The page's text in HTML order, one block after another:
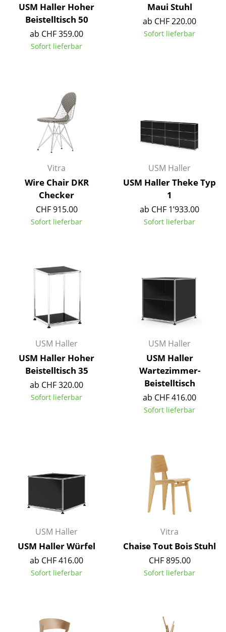
Betten
Doppelbetten
Einzelbetten
Nachttische & Bettzubehör
... alle Betten
Accessoires
Spiegel
Figuren & Miniaturen
Büroutensilien
Aufbewahrungsboxen
Decken
Teppiche
Vorhänge
... alle Accessoires
Esszimmer
Schlafzimmer
Arbeitszimmer
Diele
Balkon & Garten
USM Haller Hoher
Beistelltisch 50
ab CHF 359.00
Sofort lieferbar
Maui Stuhl
ab CHF 220.00
Sofort lieferbar
Vitra
Wire Chair DKR
Checker
CHF 915.00
Sofort lieferbar
USM Haller
USM Haller Theke Typ
1
ab CHF 1’933.00
Sofort lieferbar
USM Haller
USM Haller Hoher
Beistelltisch 35
ab CHF 320.00
Sofort lieferbar
USM Haller
USM Haller
Wartezimmer-
Beistelltisch
ab CHF 416.00
Sofort lieferbar
USM Haller
USM Haller Würfel
ab CHF 416.00
Sofort lieferbar
Vitra
Chaise Tout Bois Stuhl
CHF 895.00
Sofort lieferbar